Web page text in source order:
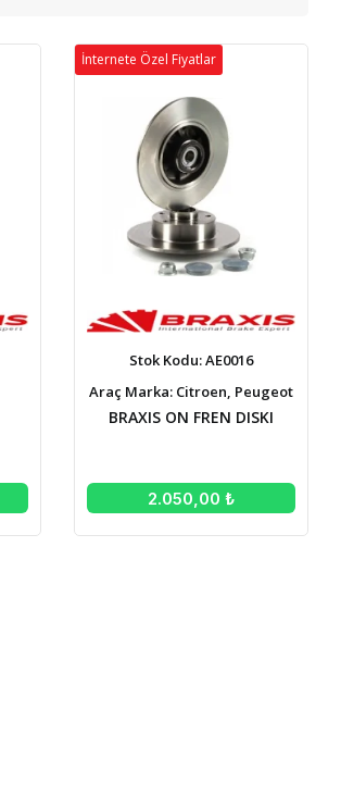
İnternete Özel Fiyatlar
Stok Kodu: AE0016
Araç Marka: Citroen, Peugeot
BRAXIS ON FREN DISKI
2.050,00 ₺